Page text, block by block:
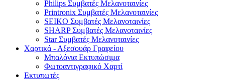
Philips Συμβατές Μελανοταινίες
Printronix Συμβατές Μελανοταινίες
SEIKO Συμβατές Μελανοταινίες
SHARP Συμβατές Μελανοταινίες
Star Συμβατές Μελανοταινίες
Χαρτικά - Αξεσουάρ Γραφείου
Μπαλόνια Εκτυπώσιμα
Φωτοαντιγραφικό Χαρτί
Εκτυπωτές